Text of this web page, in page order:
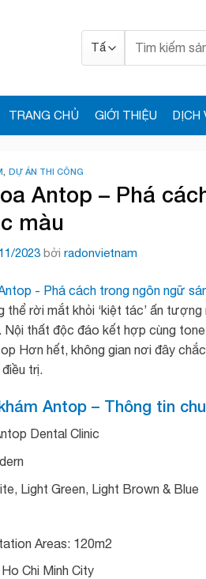
kiếm:
TRANG CHỦ GIỚI THIỆU DỊCH
,DỰ ÁN THI CÔNG
Antop – Phá
màu
2023 bởi radonvietnam
thể rời mắt khỏi ‘kiệt tác’ ấn
Nội thất độc đáo kết hợp cùng
Hơn hết, không gian nơi đây
trị.
Antop – Thông tin
Dental Clinic
Light Green, Light Brown & Blue
Areas: 120m2
Chi Minh City